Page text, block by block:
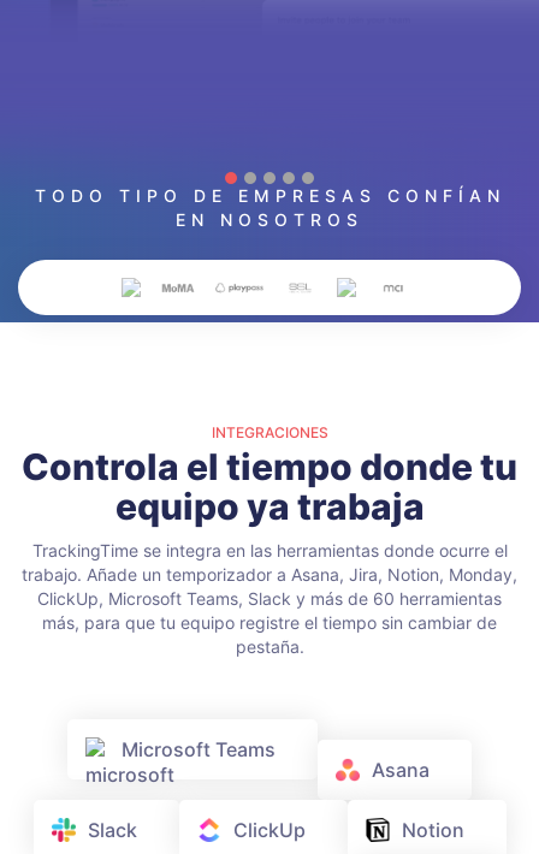
TODO TIPO DE EMPRESAS CONFÍAN
EN NOSOTROS
INTEGRACIONES
Controla el tiempo donde tu
equipo ya trabaja
TrackingTime se integra en las herramientas donde ocurre el
trabajo. Añade un temporizador a Asana, Jira, Notion, Monday,
ClickUp, Microsoft Teams, Slack y más de 60 herramientas
más, para que tu equipo registre el tiempo sin cambiar de
pestaña.
Microsoft Teams
Asana
Slack ClickUp Notion